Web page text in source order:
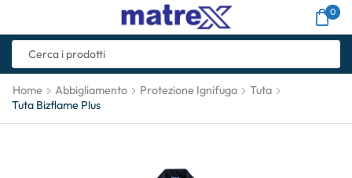
0
Home Abbigliamento Protezione Ignifuga
Tuta
Tuta Bizflame Plus